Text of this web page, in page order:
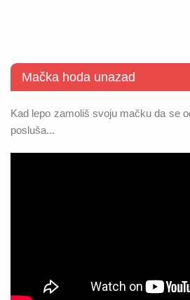
Mačka hoda unazad
Kad lepo zamoliš svoju mačku da se
posluša...